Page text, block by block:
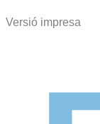
Versió impresa